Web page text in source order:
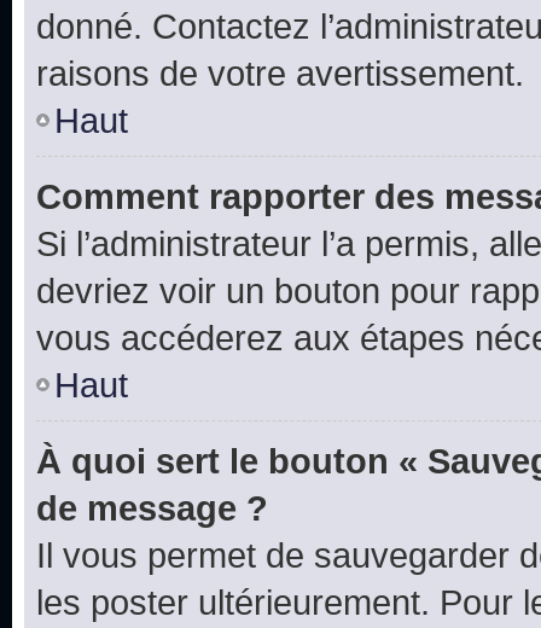
donné. Contactez
raisons de votre avertissement.
Haut
Comment rapporter des
Si l’administrateur l’a permis,
devriez voir un bouton pour
vous accéderez aux étapes
Haut
À quoi sert le bouton «
de message ?
Il vous permet de sauvegarder
les poster ultérieurement. Pour